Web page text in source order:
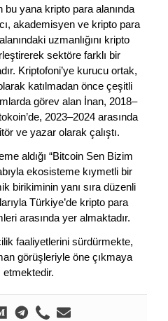
bu yana kripto para alanında
akademisyen ve kripto para
uzmanlığını kripto
sektöre farklı bir
Kriptofoni’ye kurucu ortak,
katılmadan önce çeşitli
görev alan İnan, 2018–
2023–2024 arasında
ve yazar olarak çalıştı.
aldığı “Bitcoin Sen Bizim
ekosisteme kıymetli bir
birikiminin yanı sıra düzenli
Türkiye’de kripto para
arasında yer almaktadır.
faaliyetlerini sürdürmekte,
görüşleriyle öne çıkmaya
etmektedir.